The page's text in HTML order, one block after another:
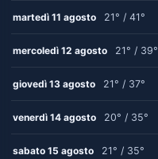
martedì 11 agosto 21° / 41°
mercoledì 12 agosto 21° / 39°
giovedì 13 agosto 21° / 37°
venerdì 14 agosto 20° / 35°
sabato 15 agosto 21° / 35°